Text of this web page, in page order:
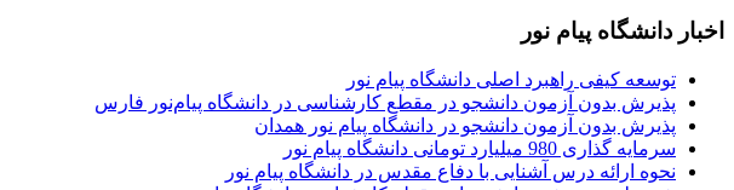
اخبار دانشگاه پیام نور
توسعه کیفی راهبرد اصلی دانشگاه پیام نور
پذیرش بدون آزمون دانشجو در مقطع کارشناسی در دانشگاه پیام‌نور فارس
پذیرش بدون آزمون دانشجو در دانشگاه پیام نور همدان
سرمایه گذاری 980 میلیارد تومانی دانشگاه پیام نور
نحوه ارائه درس آشنایی با دفاع مقدس در دانشگاه پیام نور